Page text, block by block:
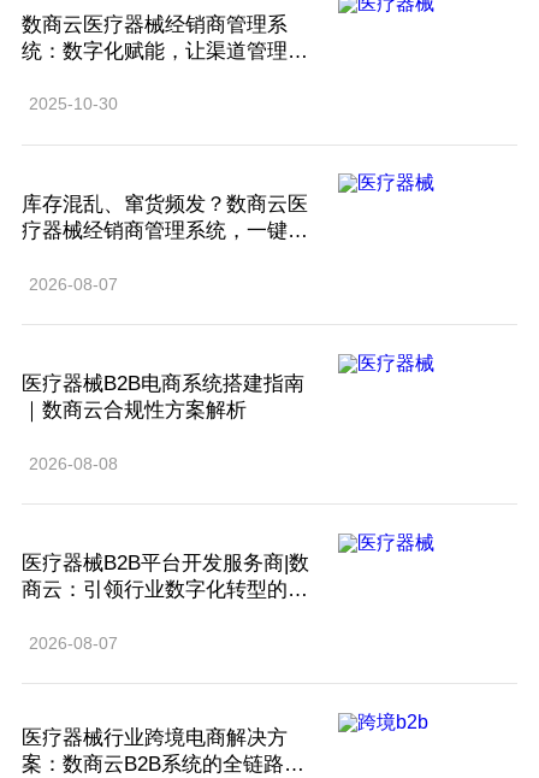
​数商云医疗器械经销商管理系
统：数字化赋能，让渠道管理更
2025-10-30
​库存混乱、窜货频发？数商云医
疗器械经销商管理系统，一键解
2026-08-07
​医疗器械B2B电商系统搭建指南
｜数商云合规性方案解析
2026-08-08
​医疗器械B2B平台开发服务商|数
商云：引领行业数字化转型的全
2026-08-07
医疗器械行业跨境电商解决方
案：数商云B2B系统的全链路溯